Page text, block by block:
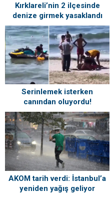
Kırklareli’nin 2 ilçesinde
denize girmek yasaklandı
Serinlemek isterken
canından oluyordu!
Cankurtaranlar son anda
kurtardı
AKOM tarih verdi: İstanbul’a
yeniden yağış geliyor